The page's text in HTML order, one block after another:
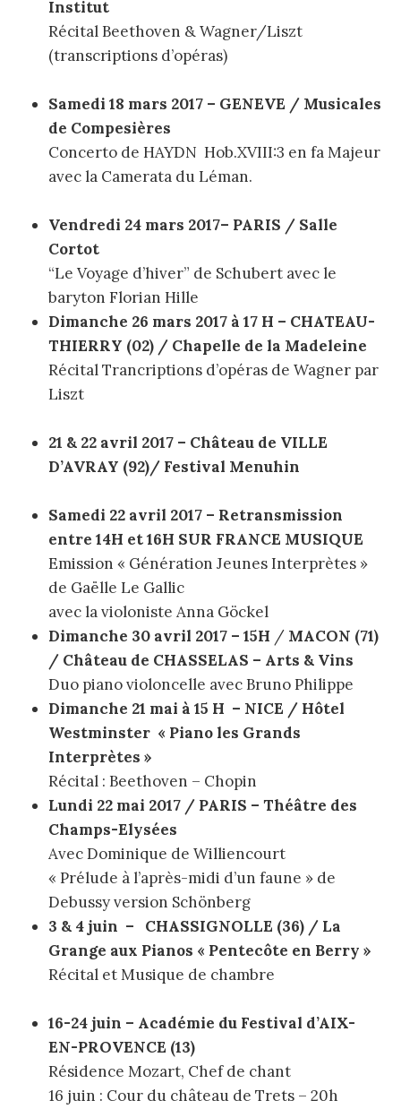
Institut
Récital Beethoven & Wagner/Liszt
(transcriptions d’opéras)
Samedi 18 mars 2017 – GENEVE / Musicales
de Compesières
Concerto de HAYDN Hob.XVIII:3 en fa Majeur
avec la Camerata du Léman.
Vendredi 24 mars 2017– PARIS / Salle
Cortot
“Le Voyage d’hiver” de Schubert avec le
baryton Florian Hille
Dimanche 26 mars 2017 à 17 H – CHATEAU-
THIERRY (02) / Chapelle de la Madeleine
Récital Trancriptions d’opéras de Wagner par
Liszt
21 & 22 avril 2017 – Château de VILLE
D’AVRAY (92)/ Festival Menuhin
Samedi 22 avril 2017 – Retransmission
entre 14H et 16H SUR FRANCE MUSIQUE
Emission « Génération Jeunes Interprètes »
de Gaëlle Le Gallic
avec la violoniste Anna Göckel
Dimanche 30 avril 2017 – 15H / MACON (71)
/ Château de CHASSELAS – Arts & Vins
Duo piano violoncelle avec Bruno Philippe
Dimanche 21 mai à 15 H – NICE / Hôtel
Westminster « Piano les Grands
Interprètes »
Récital : Beethoven – Chopin
Lundi 22 mai 2017 / PARIS – Théâtre des
Champs-Elysées
Avec Dominique de Williencourt
« Prélude à l’après-midi d’un faune » de
Debussy version Schönberg
3 & 4 juin – CHASSIGNOLLE (36) / La
Grange aux Pianos « Pentecôte en Berry »
Récital et Musique de chambre
16-24 juin – Académie du Festival d’AIX-
EN-PROVENCE (13)
Résidence Mozart, Chef de chant
16 juin : Cour du château de Trets – 20h